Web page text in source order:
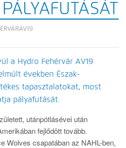
a Hydro Fehérvár AV19
években Észak-
tapasztalatokat, most
pályafutását.
utánpótlásévei után
fejlődött tovább.
Wolves csapatában az NAHL-ben,